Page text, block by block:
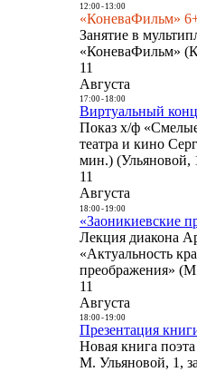
12:00- 13:00
«КоневаФильм»
Занятие в
«КоневаФильм»
11
Августа
17:00- 18:00
Виртуальный
Показ х/ф
театра и кино
мин.) (Ульяновой,
11
Августа
18:00- 19:00
«Заоникиевские
Лекция диакона
«Актуальность
преображения»
11
Августа
18:00- 19:00
Презентация
Новая книга
М. Ульяновой, 1,